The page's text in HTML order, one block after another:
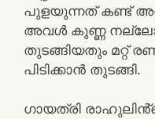
പുളയുന്നത് കണ്ട്
അവൾ കുണ്ണ
തുടങ്ങിയതും മറ്റ്
പിടിക്കാൻ തുടങ്ങി.
ഗായത്രി